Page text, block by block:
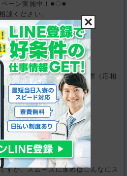
ーン実施中！■◇■
談ください。
明るい職場です。
流れ■◇■
応募→面接→会社案内→入寮（応相
例～
・会社案内
すが、スムーズに進めばこんなにス